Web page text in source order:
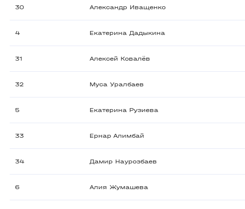
30 Александр Иващенко
4 Екатерина Дадыкина
31 Алексей Ковалёв
32 Муса Уралбаев
5 Екатерина Рузиева
33 Ернар Алимбай
34 Дамир Наурозбаев
6 Алия Жумашева